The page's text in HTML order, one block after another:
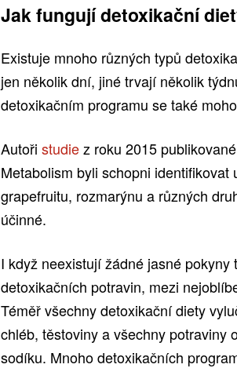
Jak fungují detoxikační
Existuje mnoho různých typů
jen několik dní, jiné trvají několik
detoxikačním programu se také
Autoři studiez roku 2015
Metabolism byli schopni
grapefruitu, rozmarýnu a různých
účinné.
I když neexistují žádné jasné
detoxikačních potravin, mezi
Téměř všechny detoxikační diety
chléb, těstoviny a všechny potraviny
sodíku. Mnoho detoxikačních